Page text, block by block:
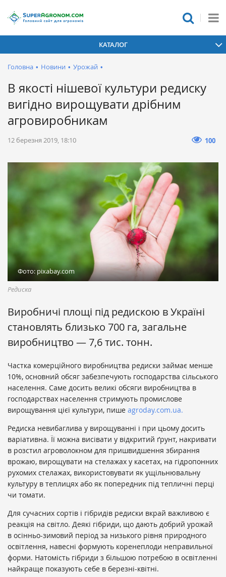
КАТАЛОГ
Головна • Новини • Урожай •
В якості нішевої культури редиску
вигідно вирощувати дрібним
агровиробникам
12 березня 2019, 18:10 100
Фото: pixabay.com
Редиска
Виробничі площі під редискою в Україні
становлять близько 700 га, загальне
виробництво — 7,6 тис. тонн.
Частка комерційного виробництва редиски займає менше
10%, основний обсяг забезпечують господарства сільського
населення. Саме досить великі обсяги виробництва в
господарствах населення стримують промислове
вирощування цієї культури, пише agroday.com.ua.
Редиска невибаглива у вирощуванні і при цьому досить
варіативна. Її можна висівати у відкритий ґрунт, накривати
в розстил агроволокном для пришвидшення збирання
врожаю, вирощувати на стелажах у касетах, на гідропонних
рухомих стелажах, використовувати як ущільнювальну
культуру в теплицях або як попередник під тепличні перці
чи томати.
Для сучасних сортів і гібридів редиски вкрай важливою є
реакція на світло. Деякі гібриди, що дають добрий урожай
в осінньо-зимовий період за низького рівня природного
освітлення, навесні формують коренеплоди неправильної
форми. Натомість гібриди з більшою потребою в освітленні
найкраще показують себе в березні-квітні.